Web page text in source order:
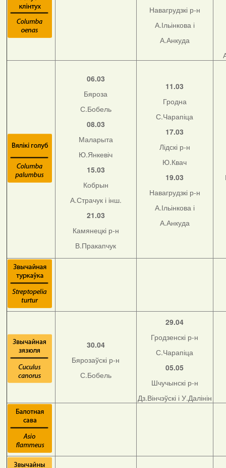
Навагрудзкі р-н
А.Ільінкова і
А.Анкуда
06.03
Бяроза
С.Бобель
08.03
Маларыта
Ю.Янкевіч
15.03
Кобрын
А.Страчук і інш.
21.03
Камянецкі р-н
В.Пракапчук
11.03
Гродна
С.Чарапіца
17.03
Лідскі р-н
Ю.Квач
19.03
Навагрудзкі р-н
А.Ільінкова і
А.Анкуда
30.04
Бярозаўскі р-н
С.Бобель
29.04
Гродзенскі р-н
С.Чарапіца
05.05
Шчучынскі р-н
Дз.Вінчэўскі і У.Далінін